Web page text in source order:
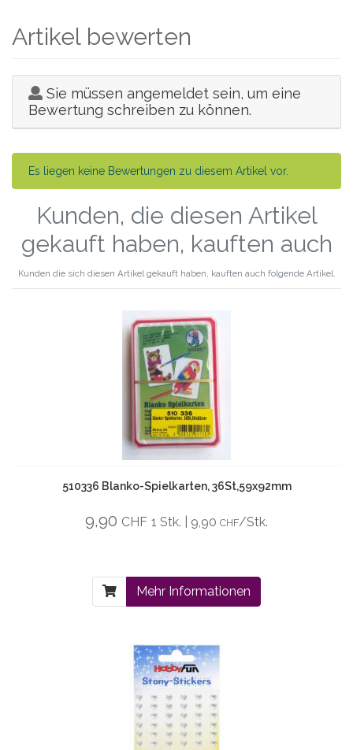
Artikel bewerten
Sie müssen angemeldet sein, um eine
Bewertung schreiben zu können.
Es liegen keine Bewertungen zu diesem Artikel vor.
Kunden, die diesen Artikel
gekauft haben, kauften auch
Kunden die sich diesen Artikel gekauft haben, kauften auch folgende Artikel.
510336 Blanko-Spielkarten, 36St,59x92mm
9,90 CHF 1 Stk. | 9,90 CHF/Stk.
Mehr Informationen